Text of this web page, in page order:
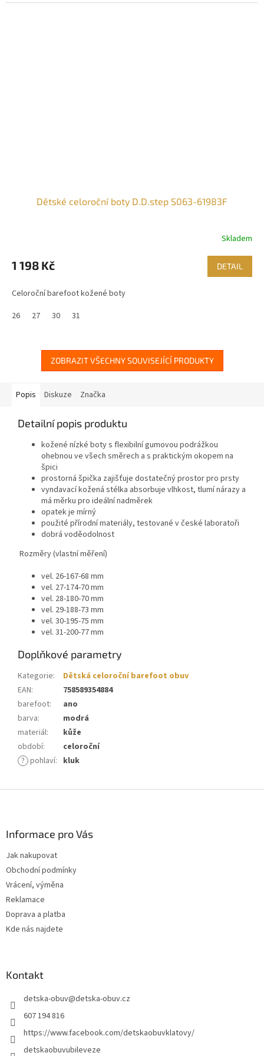
Dětské celoroční boty D.D.step S063-61983F
Skladem
1 198 Kč DETAIL
Celoroční barefoot kožené boty
26
27 30 31
ZOBRAZIT VŠECHNY SOUVISEJÍCÍ PRODUKTY
Popis Diskuze Značka
Detailní popis produktu
kožené nízké boty s flexibilní gumovou podrážkou
ohebnou ve všech směrech a s praktickým okopem na
špici
prostorná špička zajišťuje dostatečný prostor pro prsty
vyndavací kožená stélka absorbuje vlhkost, tlumí nárazy a
má měrku pro ideální nadměrek
opatek je mírný
použité přírodní materiály, testované v české laboratoři
dobrá voděodolnost
Rozměry (vlastní měření)
vel. 26-167-68 mm
vel. 27-174-70 mm
vel. 28-180-70 mm
vel. 29-188-73 mm
vel. 30-195-75 mm
vel. 31-200-77 mm
Doplňkové parametry
Kategorie:
Dětská celoroční barefoot obuv
EAN:
758589354884
barefoot:
ano
barva:
modrá
materiál:
kůže
období:
celoroční
? pohlaví: kluk
Informace pro Vás
Jak nakupovat
Obchodní podmínky
Vrácení, výměna
Reklamace
Doprava a platba
Kde nás najdete
Kontakt
detska-obuv@detska-obuv.cz
607 194 816
https://www.facebook.com/detskaobuvklatovy/
detskaobuvubileveze